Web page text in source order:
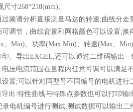
尺寸268*218(mm);
频谱分析直接测量马达的转速;曲线分
调节，曲线背景和网格颜色可以设置;
、Min)、功率(Max.Min)、转速(Max、
、导出EXCEL,还可以通过二维码输出
压电流范围在量程内任意可调可以满足
置;可以针对同型号不同编号的电机进
出:特性曲线与特殊点参数也可以打印
电机编号进行测试,测试数据可以输出二